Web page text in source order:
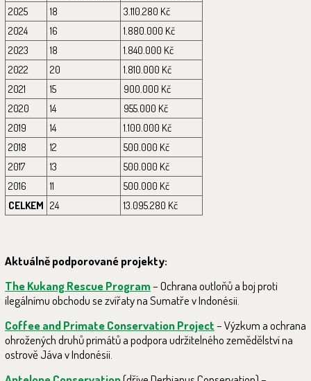
2025
18
3.110.280 Kč
2024
16
1.880.000 Kč
2023
18
1.840.000 Kč
2022
20
1.810.000 Kč
2021
15
900.000 Kč
2020
14
955.000 Kč
2019
14
1.100.000 Kč
2018
12
500.000 Kč
2017
13
500.000 Kč
2016
11
500.000 Kč
CELKEM 24 13.095.280 Kč
Aktuálně podporované projekty:
The Kukang Rescue Program– Ochrana outloňů a boj proti
ilegálnímu obchodu se zvířaty na Sumatře v Indonésii.
Coffee and Primate Conservation Project– Výzkum a ochrana
ohrožených druhů primátů a podpora udržitelného zemědělství na
ostrově Jáva v Indonésii.